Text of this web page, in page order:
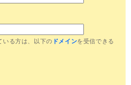
る方は、以下の ドメインを受信できる